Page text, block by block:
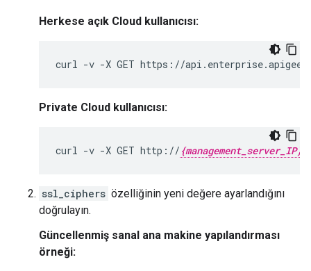
Herkese açık Cloud kullanıcısı:
curl -v -X GET https://
Private Cloud kullanıcısı:
curl -v -X GET http:// {management_server_IP}
ssl_ciphers özelliğinin yeni değere ayarlandığını
doğrulayın.
Güncellenmiş sanal ana makine yapılandırması
örneği: